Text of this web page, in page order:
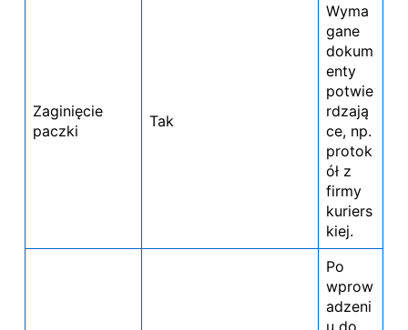
Zaginięcie
paczki
Tak
Wyma
gane
dokum
enty
potwie
rdzają
ce, np.
protok
ół z
firmy
kuriers
kiej.
Po
wprow
adzeni
u do